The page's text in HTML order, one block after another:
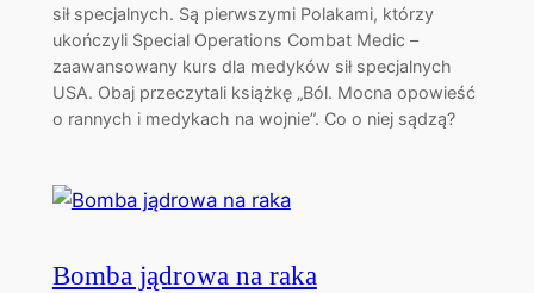
sił specjalnych. Są pierwszymi Polakami, którzy
ukończyli Special Operations Combat Medic –
zaawansowany kurs dla medyków sił specjalnych
USA. Obaj przeczytali książkę „Ból. Mocna opowieść
o rannych i medykach na wojnie”. Co o niej sądzą?
Bomba jądrowa na raka